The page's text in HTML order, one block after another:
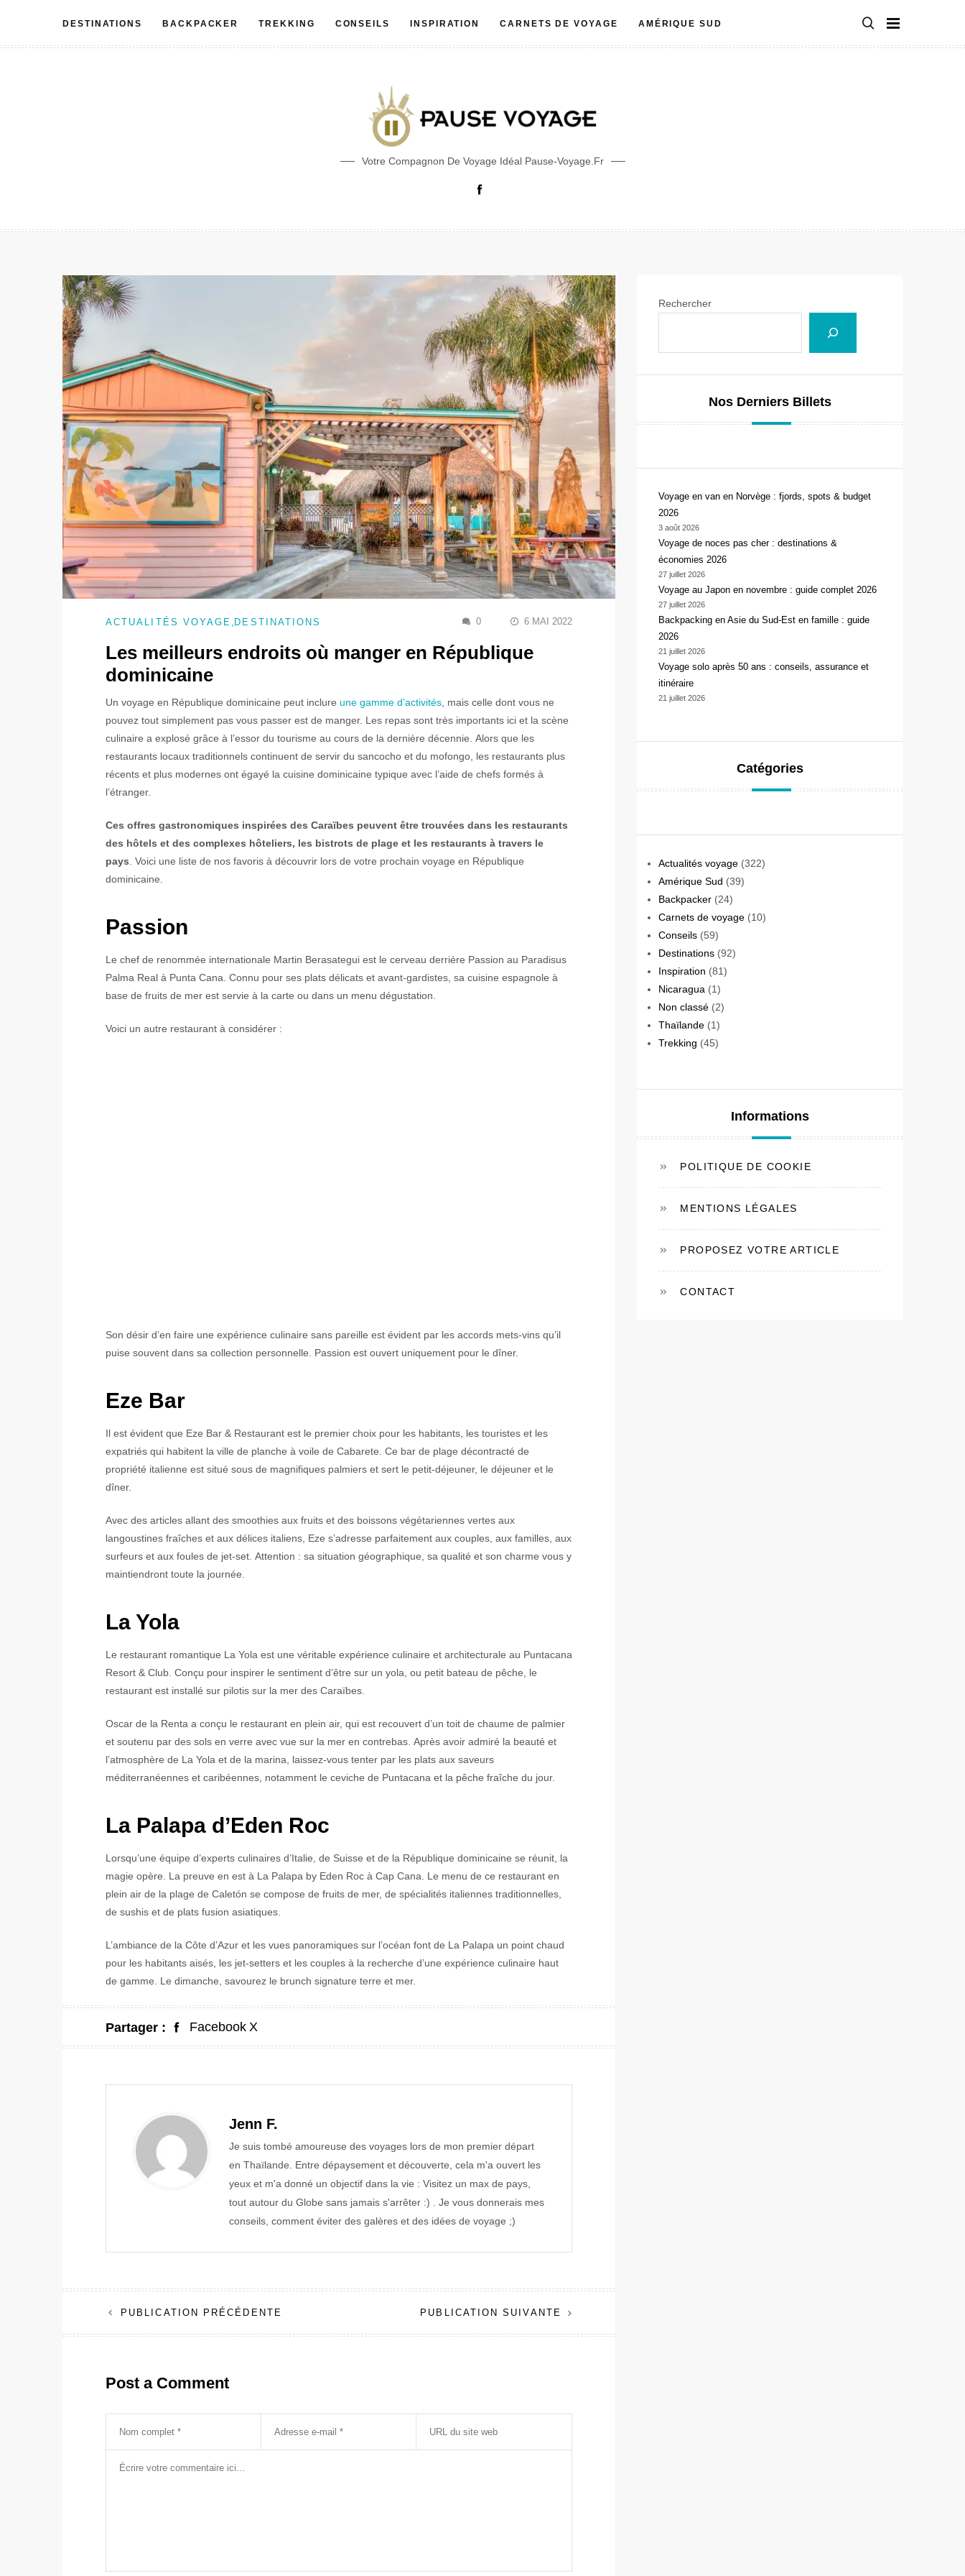
contenu
DESTINATIONS BACKPACKER TREKKING CONSEILS INSPIRATION CARNETS DE VOYAGE AMÉRIQUE SUD
Votre Compagnon De Voyage Idéal Pause-Voyage.fr
ACTUALITÉS VOYAGE DESTINATIONS 0 6 MAI 2022
Les meilleurs endroits où manger en République
dominicaine
Un voyage en République dominicaine peut inclure une gamme d’activités , mais celle dont vous ne
pouvez tout simplement pas vous passer est de manger. Les repas sont très importants ici et la scène
culinaire a explosé grâce à l’essor du tourisme au cours de la dernière décennie. Alors que les
restaurants locaux traditionnels continuent de servir du sancocho et du mofongo, les restaurants plus
récents et plus modernes ont égayé la cuisine dominicaine typique avec l’aide de chefs formés à
l’étranger.
Ces offres gastronomiques inspirées des Caraïbes peuvent être trouvées dans les restaurants
des hôtels et des complexes hôteliers, les bistrots de plage et les restaurants à travers le
pays . Voici une liste de nos favoris à découvrir lors de votre prochain voyage en République
dominicaine.
Passion
Le chef de renommée internationale Martin Berasategui est le cerveau derrière Passion au Paradisus
Palma Real à Punta Cana. Connu pour ses plats délicats et avant-gardistes, sa cuisine espagnole à
base de fruits de mer est servie à la carte ou dans un menu dégustation.
Voici un autre restaurant à considérer :
Son désir d’en faire une expérience culinaire sans pareille est évident par les accords mets-vins qu’il
puise souvent dans sa collection personnelle. Passion est ouvert uniquement pour le dîner.
Eze Bar
Il est évident que Eze Bar & Restaurant est le premier choix pour les habitants, les touristes et les
expatriés qui habitent la ville de planche à voile de Cabarete. Ce bar de plage décontracté de
propriété italienne est situé sous de magnifiques palmiers et sert le petit-déjeuner, le déjeuner et le
dîner.
Avec des articles allant des smoothies aux fruits et des boissons végétariennes vertes aux
langoustines fraîches et aux délices italiens, Eze s’adresse parfaitement aux couples, aux familles, aux
surfeurs et aux foules de jet-set. Attention : sa situation géographique, sa qualité et son charme vous y
maintiendront toute la journée.
La Yola
Le restaurant romantique La Yola est une véritable expérience culinaire et architecturale au Puntacana
Resort & Club. Conçu pour inspirer le sentiment d’être sur un yola, ou petit bateau de pêche, le
restaurant est installé sur pilotis sur la mer des Caraïbes.
Oscar de la Renta a conçu le restaurant en plein air, qui est recouvert d’un toit de chaume de palmier
et soutenu par des sols en verre avec vue sur la mer en contrebas. Après avoir admiré la beauté et
l’atmosphère de La Yola et de la marina, laissez-vous tenter par les plats aux saveurs
méditerranéennes et caribéennes, notamment le ceviche de Puntacana et la pêche fraîche du jour.
La Palapa d’Eden Roc
Lorsqu’une équipe d’experts culinaires d’Italie, de Suisse et de la République dominicaine se réunit, la
magie opère. La preuve en est à La Palapa by Eden Roc à Cap Cana. Le menu de ce restaurant en
plein air de la plage de Caletón se compose de fruits de mer, de spécialités italiennes traditionnelles,
de sushis et de plats fusion asiatiques.
L’ambiance de la Côte d’Azur et les vues panoramiques sur l’océan font de La Palapa un point chaud
pour les habitants aisés, les jet-setters et les couples à la recherche d’une expérience culinaire haut
de gamme. Le dimanche, savourez le brunch signature terre et mer.
Partager : Facebook X
Jenn F.
Je suis tombé amoureuse des voyages lors de mon premier départ
en Thaïlande. Entre dépaysement et découverte, cela m'a ouvert les
yeux et m'a donné un objectif dans la vie : Visitez un max de pays,
tout autour du Globe sans jamais s'arrêter :) . Je vous donnerais mes
conseils, comment éviter des galères et des idées de voyage ;)
Navigation
de
PUBLICATION PRÉCÉDENTE PUBLICATION SUIVANTE
Post a Comment
Rechercher
Nos Derniers Billets
Voyage en van en Norvège : fjords, spots & budget
2026
3 août 2026
Voyage de noces pas cher : destinations &
économies 2026
27 juillet 2026
Voyage au Japon en novembre : guide complet 2026
27 juillet 2026
Backpacking en Asie du Sud-Est en famille : guide
2026
21 juillet 2026
Voyage solo après 50 ans : conseils, assurance et
itinéraire
21 juillet 2026
Catégories
Actualités voyage (322)
Amérique Sud (39)
Backpacker (24)
Carnets de voyage (10)
Conseils (59)
Destinations (92)
Inspiration (81)
Nicaragua (1)
Non classé (2)
Thaïlande (1)
Trekking (45)
Informations
POLITIQUE DE COOKIE
MENTIONS LÉGALES
PROPOSEZ VOTRE ARTICLE
CONTACT